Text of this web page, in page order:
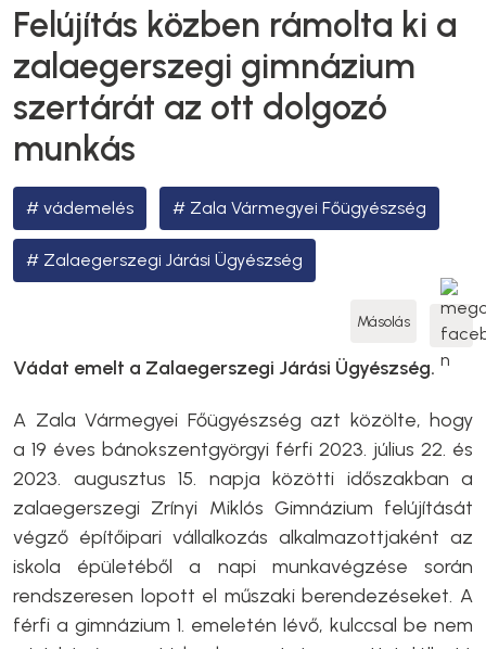
Felújítás közben rámolta ki a
zalaegerszegi gimnázium
szertárát az ott dolgozó
munkás
vádemelés Zala Vármegyei Főügyészség
Zalaegerszegi Járási Ügyészség
Másolás
Vádat emelt a Zalaegerszegi Járási Ügyészség.
A Zala Vármegyei Főügyészség azt közölte, hogy
a 19 éves bánokszentgyörgyi férfi 2023. július 22. és
2023. augusztus 15. napja közötti időszakban a
zalaegerszegi Zrínyi Miklós Gimnázium felújítását
végző építőipari vállalkozás alkalmazottjaként az
iskola épületéből a napi munkavégzése során
rendszeresen lopott el műszaki berendezéseket. A
férfi a gimnázium 1. emeletén lévő, kulccsal be nem